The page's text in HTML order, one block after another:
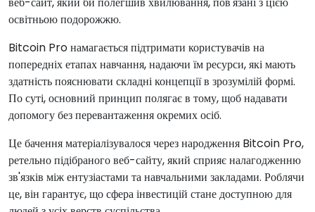
освітньою подорожжю.
Bitcoin Pro намагається підтримати користувачів на
попередніх етапах навчання, надаючи їм ресурси, які мають
здатність пояснювати складні концепції в зрозумілій формі.
По суті, основний принцип полягає в тому, щоб надавати
допомогу без перевантаження окремих осіб.
Це бачення матеріалізувалося через народження Bitcoin Pro,
ретельно підібраного веб-сайту, який сприяє налагодженню
зв'язків між ентузіастами та навчальними закладами. Роблячи
це, він гарантує, що сфера інвестицій стане доступною для